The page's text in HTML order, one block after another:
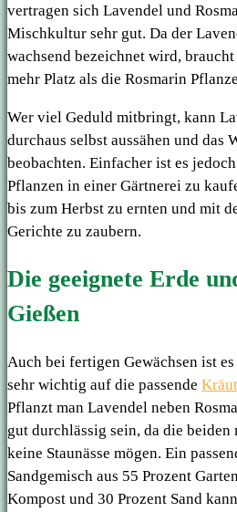
vertragen sich Lavendel und
Mischkultur sehr gut. Da der
wachsend bezeichnet wird,
mehr Platz als die Rosmarin
Wer viel Geduld mitbringt, kann
durchaus selbst aussähen und das
beobachten. Einfacher ist es
Pflanzen in einer Gärtnerei zu
bis zum Herbst zu ernten und mit
Gerichte zu zaubern.
Die geeignete Erde
Gießen
Auch bei fertigen Gewächsen ist
sehr wichtig auf die passende
Pflanzt man Lavendel neben
gut durchlässig sein, da die
keine Staunässe mögen. Ein
Sandgemisch aus 55 Prozent
Kompost und 30 Prozent Sand